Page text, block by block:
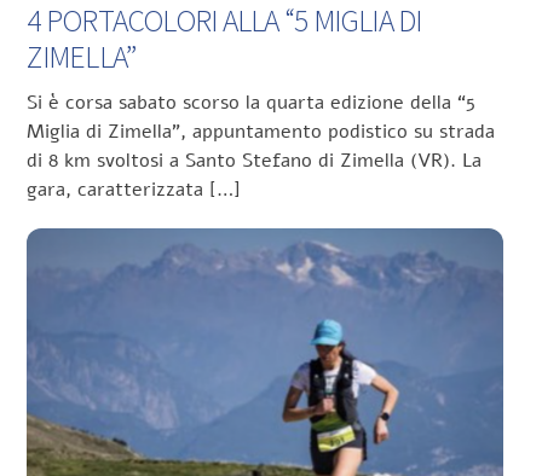
4 PORTACOLORI ALLA “5 MIGLIA DI
ZIMELLA”
Si è corsa sabato scorso la quarta edizione della “5
Miglia di Zimella”, appuntamento podistico su strada
di 8 km svoltosi a Santo Stefano di Zimella (VR). La
gara, caratterizzata […]